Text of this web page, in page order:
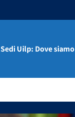
Sedi Uilp: Dove siamo